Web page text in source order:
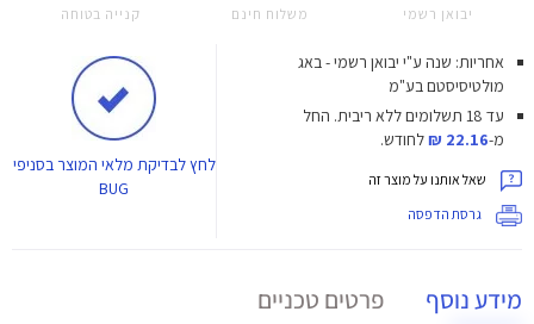
יבואן רשמי משלוח חינם קנייה בטוחה
אחריות: שנה ע"י יבואן רשמי - באג
מולטיסיסטם בע"מ
עד 18 תשלומים ללא ריבית.
החל
מ-22.16 ₪ לחודש.
שאל אותנו על מוצר זה
גרסת הדפסה
לחץלבדיקת מלאי המוצר בסניפי
BUG
מידע נוסף פרטים טכניים